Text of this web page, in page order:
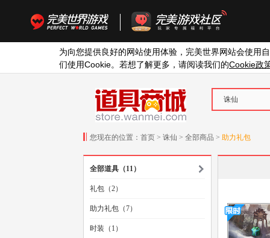
为向您提供良好的网站使用体验，完美世界网站会使用
们使用Cookie。若想了解更多，请阅读我们的Cookie政
诛仙
您现在的位置： 首页> 诛仙 > 全部商品 > 助力礼包
全部道具（11）
礼包（2）
助力礼包（7）
时装（1）